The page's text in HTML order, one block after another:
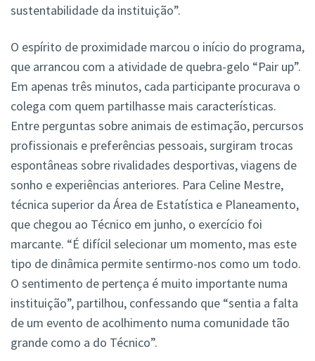
sustentabilidade da instituição”.
O espírito de proximidade marcou o início do programa,
que arrancou com a atividade de quebra-gelo “Pair up”.
Em apenas três minutos, cada participante procurava o
colega com quem partilhasse mais características.
Entre perguntas sobre animais de estimação, percursos
profissionais e preferências pessoais, surgiram trocas
espontâneas sobre rivalidades desportivas, viagens de
sonho e experiências anteriores. Para Celine Mestre,
técnica superior da Área de Estatística e Planeamento,
que chegou ao Técnico em junho, o exercício foi
marcante. “É difícil selecionar um momento, mas este
tipo de dinâmica permite sentirmo-nos como um todo.
O sentimento de pertença é muito importante numa
instituição”, partilhou, confessando que “sentia a falta
de um evento de acolhimento numa comunidade tão
grande como a do Técnico”.